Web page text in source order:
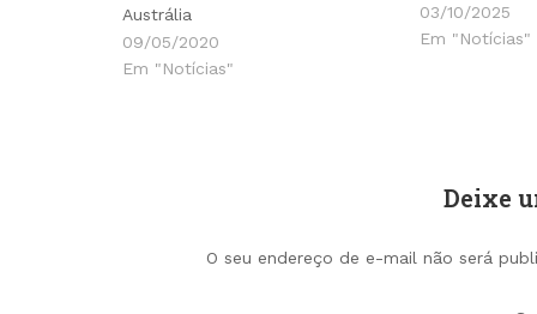
Austrália
09/05/2020
Em "Notícias"
03/10/2025
Em "Notícias"
Deixe
O seu endereço de e-mail não será